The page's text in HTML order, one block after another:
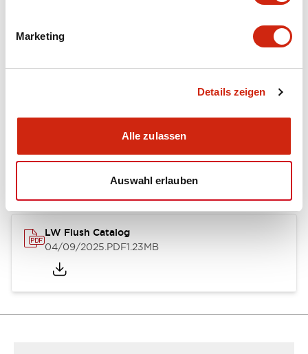
Marketing
Details zeigen
Alle zulassen
Auswahl erlauben
Dokumente und Dateien
Kataloge & Broschüren CAD-Dateien
LW Flush Catalog
04/09/2025.PDF1.23MB